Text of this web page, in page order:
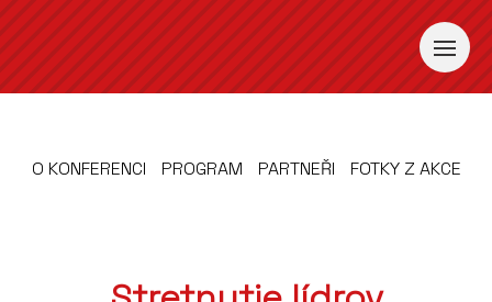
O KONFERENCI PROGRAM PARTNEŘI FOTKY Z AKCE